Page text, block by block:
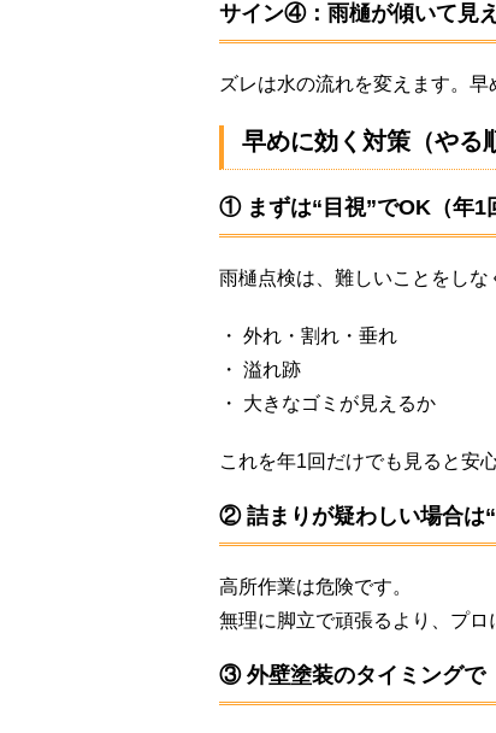
サイン④：雨樋が傾いて見
ズレは水の流れを変えます。早
早めに効く対策（やる
① まずは“目視”でOK（年1
雨樋点検は、難しいことをしな
・ 外れ・割れ・垂れ
・ 溢れ跡
・ 大きなゴミが見えるか
これを年1回だけでも見ると安心
② 詰まりが疑わしい場合は
高所作業は危険です。
無理に脚立で頑張るより、プロ
③ 外壁塗装のタイミングで